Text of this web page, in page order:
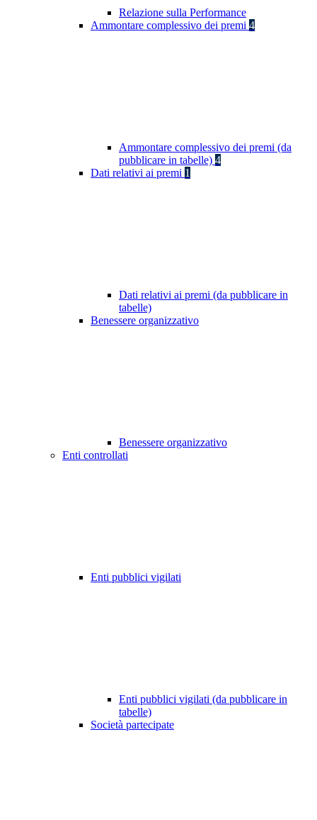
Relazione sulla Performance
Ammontare complessivo dei premi 4
Ammontare complessivo dei premi (da
pubblicare in tabelle) 4
Dati relativi ai premi 1
Dati relativi ai premi (da pubblicare in
tabelle)
Benessere organizzativo
Benessere organizzativo
Enti controllati
Enti pubblici vigilati
Enti pubblici vigilati (da pubblicare in
tabelle)
Società partecipate